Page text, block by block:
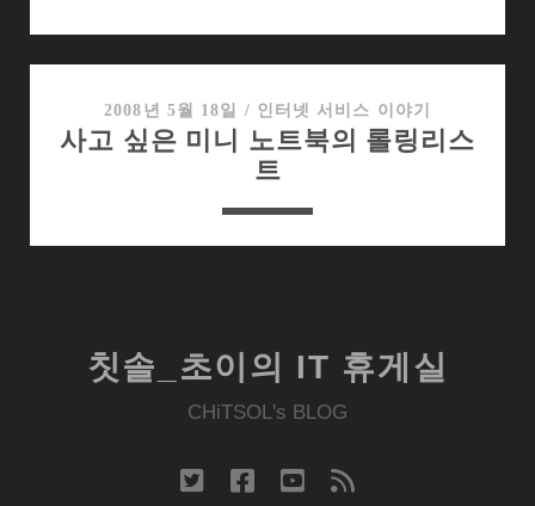
내
도
못
한
마
2008년 5월 18일 / 인터넷 서비스 이야기
사고 싶은 미니 노트북의 롤링리스
트
칫솔_초이의 IT 휴게실
CHiTSOL's BLOG
twitterfacebook
youtube
rss